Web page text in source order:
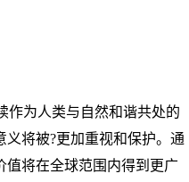
作为人类与自然和谐共处的
将被?更加重视和保护。通
值将在全球范围内得到更广